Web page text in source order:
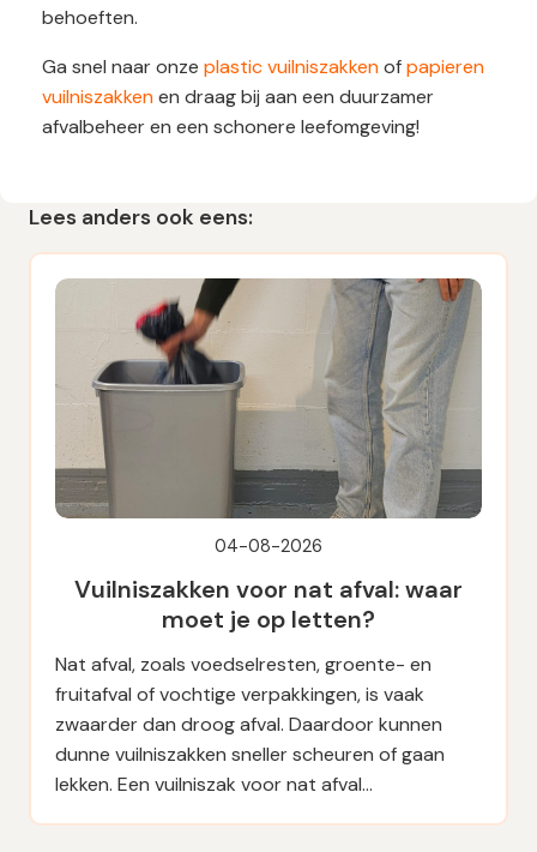
behoeften.
Ga snel naar onze plastic vuilniszakkenofpapieren
vuilniszakkenen draag bij aan een duurzamer
afvalbeheer en een schonere leefomgeving!
Lees anders ook eens:
04-08-2026
Vuilniszakken voor nat afval: waar
moet je op letten?
Nat afval, zoals voedselresten, groente- en
fruitafval of vochtige verpakkingen, is vaak
zwaarder dan droog afval. Daardoor kunnen
dunne vuilniszakken sneller scheuren of gaan
lekken. Een vuilniszak voor nat afval…